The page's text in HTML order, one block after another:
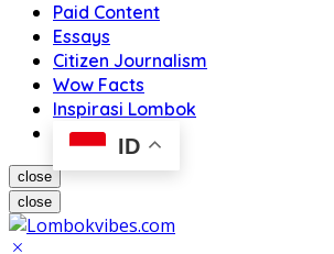
Paid Content
Essays
Citizen Journalism
Wow Facts
Inspirasi Lombok
ID
close
close